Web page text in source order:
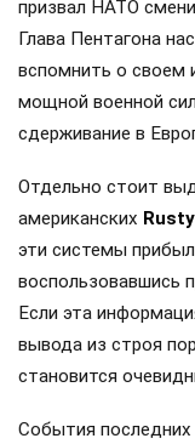
призвал НАТО
Глава Пентагона
вспомнить о своем
мощной военной
сдерживание в
Отдельно стоит
американских
эти системы
воспользовавшись
Если эта
вывода из строя
становится
События